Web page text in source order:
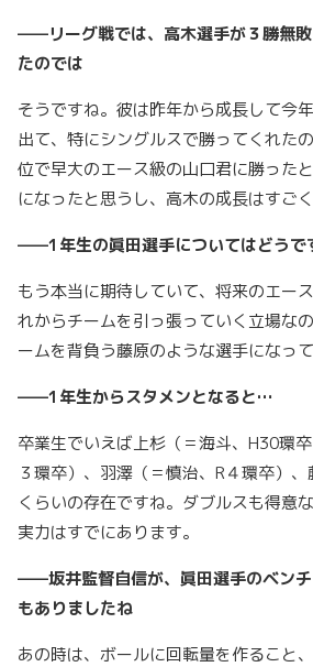
——リーグ戦では、高木選手が３勝無
たのでは
そうですね。彼は昨年から成長して今
出て、特にシングルスで勝ってくれた
位で早大のエース級の山口君に勝った
になったと思うし、高木の成長はすごく
——1年生の眞田選手についてはどうで
もう本当に期待していて、将来のエー
れからチームを引っ張っていく立場な
ームを背負う藤原のような選手になって
——1年生からスタメンとなると…
卒業生でいえば上杉（＝海斗、H30環
３環卒）、羽澤（＝慎治、R４環卒）
くらいの存在ですね。ダブルスも得意
実力はすでにあります。
——坂井監督自信が、眞田選手のベン
もありましたね
あの時は、ボールに回転量を作ること